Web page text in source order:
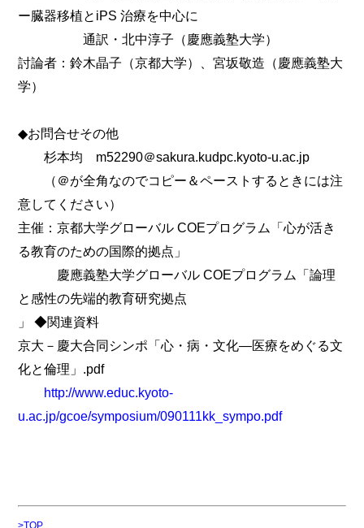
ー臓器移植とiPS 治療を中心に
通訳・北中淳子（慶應義塾大学）
討論者：鈴木晶子（京都大学）、宮坂敬造（慶應義塾大
学）
◆お問合せその他
杉本均 m52290＠sakura.kudpc.kyoto-u.ac.jp
（＠が全角なのでコピー＆ペーストするときには注
意してください）
主催：京都大学グローバル COEプログラム「心が活き
る教育のための国際的拠点」
慶應義塾大学グローバル COEプログラム「論理
と感性の先端的教育研究拠点
」 ◆関連資料
京大－慶大合同シンポ「心・病・文化―医療をめぐる文
化と倫理」.pdf
http://www.educ.kyoto-
u.ac.jp/gcoe/symposium/090111kk_sympo.pdf
>TOP